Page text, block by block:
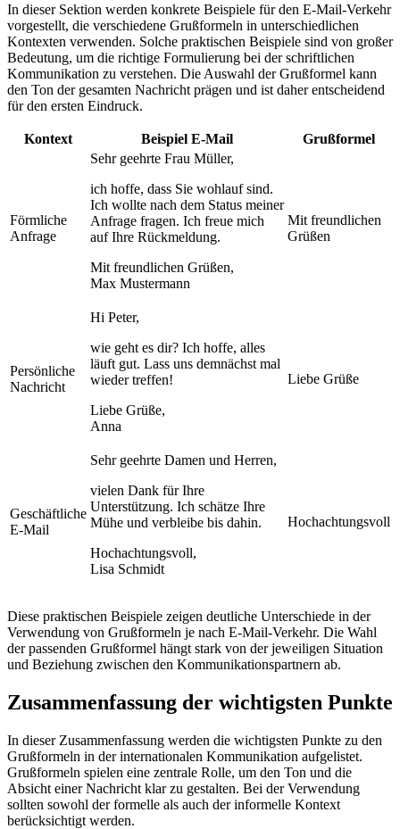
In dieser Sektion werden konkrete Beispiele für den E-Mail-Verkehr
vorgestellt, die verschiedene Grußformeln in unterschiedlichen
Kontexten verwenden. Solche praktischen Beispiele sind von großer
Bedeutung, um die richtige Formulierung bei der schriftlichen
Kommunikation zu verstehen. Die Auswahl der Grußformel kann
den Ton der gesamten Nachricht prägen und ist daher entscheidend
für den ersten Eindruck.
Kontext Beispiel E-Mail Grußformel
Förmliche
Anfrage
Sehr geehrte Frau Müller,
ich hoffe, dass Sie wohlauf sind.
Ich wollte nach dem Status meiner
Anfrage fragen. Ich freue mich
auf Ihre Rückmeldung.
Mit freundlichen Grüßen,
Max Mustermann
Mit freundlichen
Grüßen
Persönliche
Nachricht
Hi Peter,
wie geht es dir? Ich hoffe, alles
läuft gut. Lass uns demnächst mal
wieder treffen!
Liebe Grüße,
Anna
Liebe Grüße
Geschäftliche
E-Mail
Sehr geehrte Damen und Herren,
vielen Dank für Ihre
Unterstützung. Ich schätze Ihre
Mühe und verbleibe bis dahin.
Hochachtungsvoll,
Lisa Schmidt
Hochachtungsvoll
Diese praktischen Beispiele zeigen deutliche Unterschiede in der
Verwendung von Grußformeln je nach E-Mail-Verkehr. Die Wahl
der passenden Grußformel hängt stark von der jeweiligen Situation
und Beziehung zwischen den Kommunikationspartnern ab.
Zusammenfassung der wichtigsten Punkte
In dieser Zusammenfassung werden die wichtigsten Punkte zu den
Grußformeln in der internationalen Kommunikation aufgelistet.
Grußformeln spielen eine zentrale Rolle, um den Ton und die
Absicht einer Nachricht klar zu gestalten. Bei der Verwendung
sollten sowohl der formelle als auch der informelle Kontext
berücksichtigt werden.